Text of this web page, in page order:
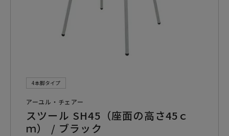
4本脚タイプ
アーユル・チェアー
スツール SH45（座面の高さ45ｃ
ｍ） / ブラック